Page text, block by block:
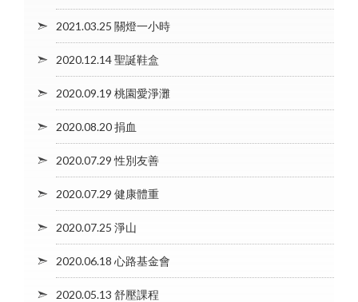
2021.03.25 關燈一小時
2020.12.14 聖誕鞋盒
2020.09.19 桃園愛淨灘
2020.08.20 捐血
2020.07.29 性別友善
2020.07.29 健康體重
2020.07.25 淨山
2020.06.18 心路基金會
2020.05.13 舒壓課程